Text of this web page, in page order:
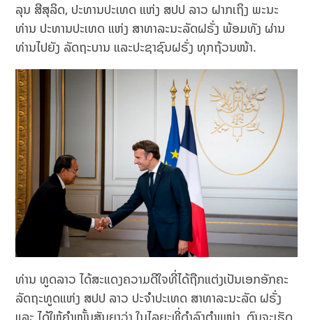
ລຸນ ສີສຸລິດ, ປະທານປະເທດ ແຫ່ງ ສປປ ລາວ ຝາກເຖິງ ພະນະ
ທ່ານ ປະທານປະເທດ ແຫ່ງ ສາທາລະນະລັດຝຣັ່ງ ພ້ອມທັງ ຜ່ານ
ທ່ານໄປຍັງ ລັດຖະບານ ແລະປະຊາຊົນຝຣັ່ງ ທຸກຖ້ວນໜ້າ.
ທ່ານ ທູດລາວ ໄດ້ສະແດງຄວາມດີໃຈທີ່ໄດ້ຖືກແຕ່ງເປັນເອກອັກຄະ
ລັດຖະທູດແຫ່ງ ສປປ ລາວ ປະຈຳປະເທດ ສາທາລະນະລັດ ຝຣັ່ງ
ແລະ ໄດ້ໃຫ້ຄຳໝັ້ນສັນຍາວ່າ ໃນໄລຍະທີ່ດຳລົງຕຳແໜ່ງ, ຕົນຈະເຮັດ